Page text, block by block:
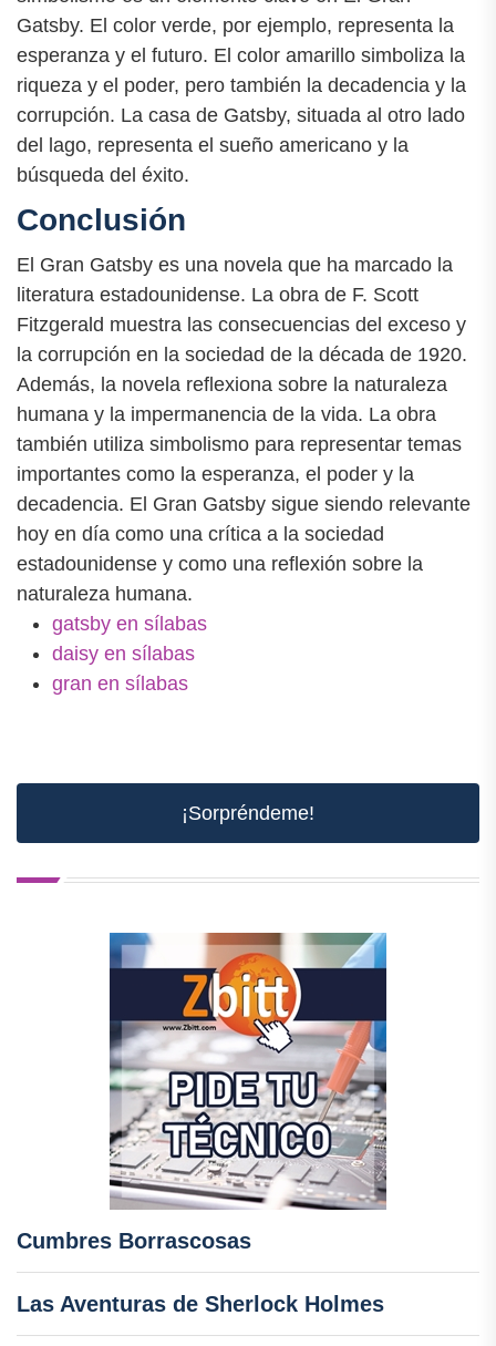
Gatsby. El color verde, por ejemplo, representa la
esperanza y el futuro. El color amarillo simboliza la
riqueza y el poder, pero también la decadencia y la
corrupción. La casa de Gatsby, situada al otro lado
del lago, representa el sueño americano y la
búsqueda del éxito.
Conclusión
El Gran Gatsby es una novela que ha marcado la
literatura estadounidense. La obra de F. Scott
Fitzgerald muestra las consecuencias del exceso y
la corrupción en la sociedad de la década de 1920.
Además, la novela reflexiona sobre la naturaleza
humana y la impermanencia de la vida. La obra
también utiliza simbolismo para representar temas
importantes como la esperanza, el poder y la
decadencia. El Gran Gatsby sigue siendo relevante
hoy en día como una crítica a la sociedad
estadounidense y como una reflexión sobre la
naturaleza humana.
gatsby en sílabas
daisy en sílabas
gran en sílabas
¡Sorpréndeme!
Cumbres Borrascosas
Las Aventuras de Sherlock Holmes